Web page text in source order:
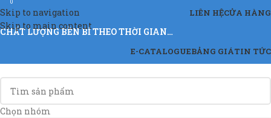
Skip to navigation
Skip to main content
LIÊN HỆCỬA HÀNG
CHẤT LƯỢNG BỀN BỈ THEO THỜI GIAN…
E-CATALOGUEBẢNG GIÁTIN TỨC
Chọn nhóm
0